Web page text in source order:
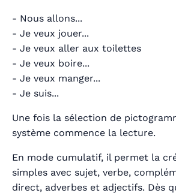
- Nous allons...
- Je veux jouer...
- Je veux aller aux toilettes
- Je veux boire...
- Je veux manger...
- Je suis...
Une fois la sélection de
système commence la lecture.
En mode cumulatif, il permet la
simples avec sujet, verbe,
direct, adverbes et adjectifs. Dès